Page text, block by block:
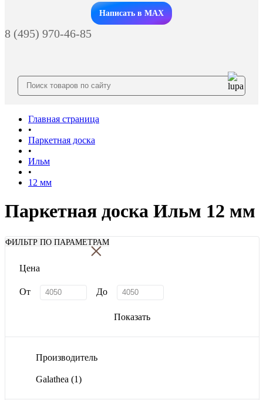
Заказать звонок
Написать в MAX
8 (495) 970-46-85
Главная страница
•
Паркетная доска
•
Ильм
•
12 мм
Паркетная доска Ильм 12 мм
ФИЛЬТР ПО ПАРАМЕТРАМ
×
Цена
От До
Показать
Производитель
Galathea (1)